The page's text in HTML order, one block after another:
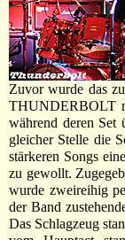
Zuvor wurde das
THUNDERBOLT
während deren Set
gleicher Stelle die
stärkeren Songs
zu gewollt.
wurde zweireihig
der Band
Das Schlagzeug